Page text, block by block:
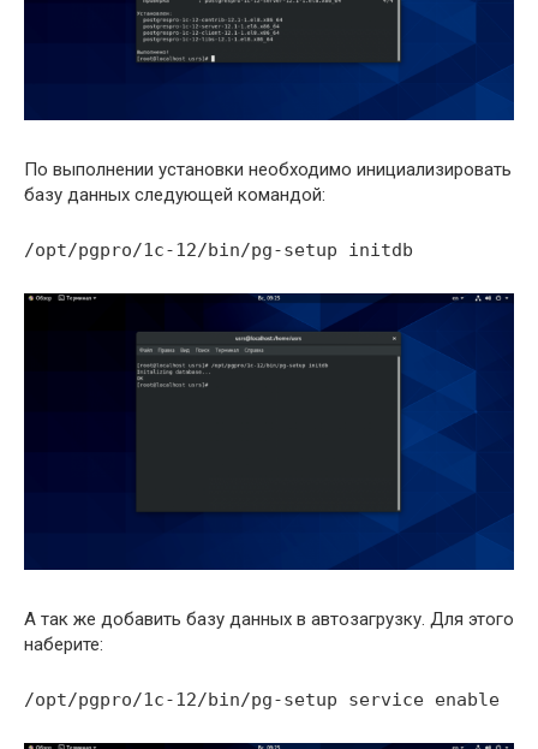
По выполнении установки необходимо инициализировать
базу данных следующей командой:
/opt/pgpro/1c-12/bin/pg-setup initdb
А так же добавить базу данных в автозагрузку. Для этого
наберите:
/opt/pgpro/1c-12/bin/pg-setup service enable